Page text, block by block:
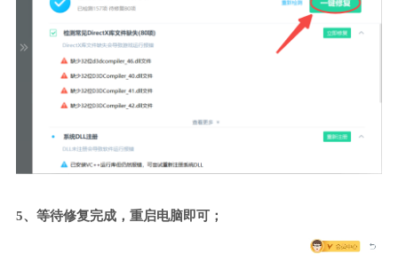
5、等待修复完成，重启电脑即可；